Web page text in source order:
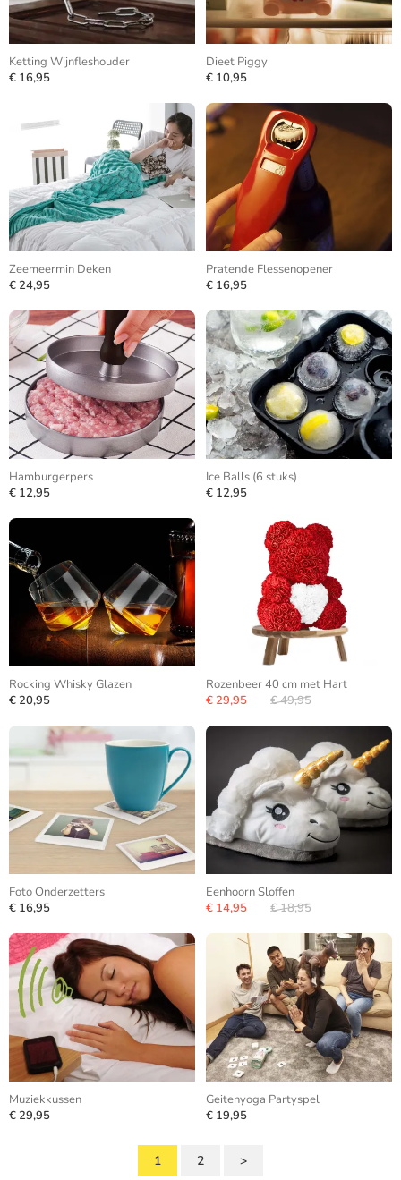
Ketting Wijnfleshouder
€ 16,95
Dieet Piggy
€ 10,95
Zeemeermin Deken
€ 24,95
Pratende Flessenopener
€ 16,95
Hamburgerpers
€ 12,95
Ice Balls (6 stuks)
€ 12,95
Rocking Whisky Glazen
€ 20,95
Rozenbeer 40 cm met Hart
€ 29,95
€ 49,95
Foto Onderzetters
€ 16,95
Eenhoorn Sloffen
€ 14,95
€ 18,95
Muziekkussen
€ 29,95
Geitenyoga Partyspel
€ 19,95
1 2 >